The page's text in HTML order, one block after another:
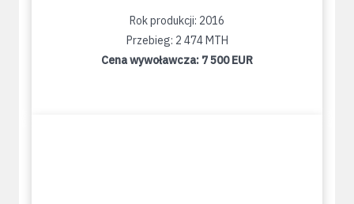
Rok produkcji: 2016
Przebieg: 2 474 MTH
Cena wywoławcza: 7 500 EUR